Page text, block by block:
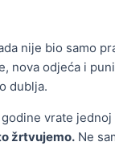
nije bio samo
nova odjeća i
dublja.
vrate
žrtvujemo. Ne